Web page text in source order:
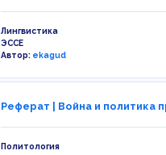
Лингвистика
ЭССЕ
Автор: ekagud
Реферат | Война и политика
Политология